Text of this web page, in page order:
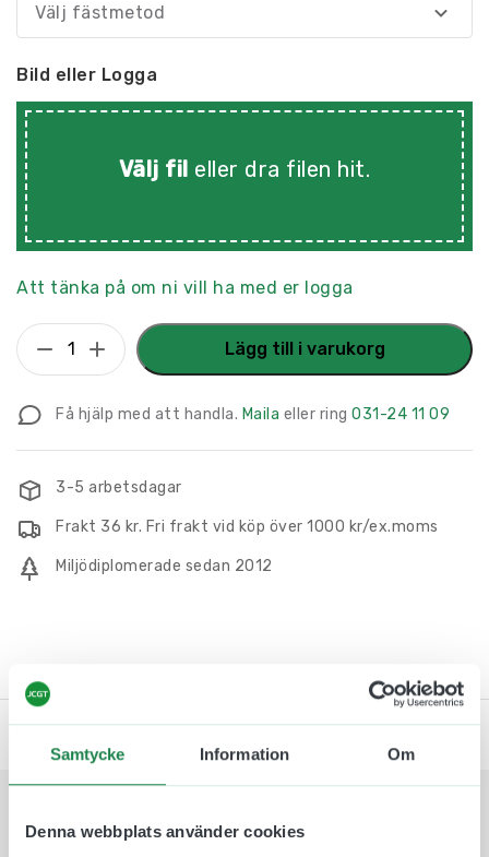
Samtycke Information Om
Denna webbplats använder cookies
Välj fästmetod
Bild eller Logga
Välj fil eller dra filen hit.
Att tänka på om ni vill ha med er logga
Namnskylt
Rektangel
Trä
/
Plast
x
32
Lägg till i varukorg
Få hjälp med att handla. Maila eller ring 031-24 11 09
3-5 arbetsdagar
Frakt 36 kr. Fri frakt vid köp över 1000 kr/ex.moms
Miljödiplomerade sedan 2012
Plast 82 x 32 mm